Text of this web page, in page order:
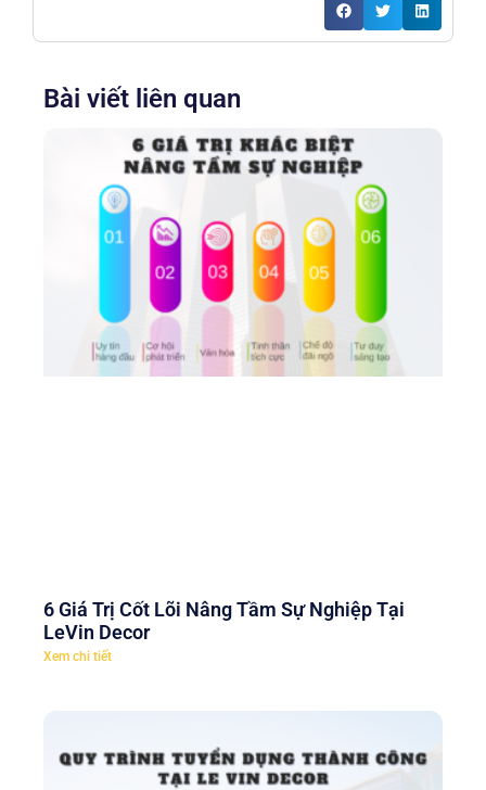
Bài viết liên quan
6 Giá Trị Cốt Lõi Nâng Tầm Sự Nghiệp Tại
LeVin Decor
Xem chi tiết